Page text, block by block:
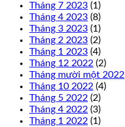
Tháng 7 2023 (1)
Tháng 4 2023 (8)
Tháng 3 2023 (1)
Tháng 2 2023 (2)
Tháng 1 2023 (4)
Tháng 12 2022 (2)
Tháng mười một 2022
Tháng 10 2022 (4)
Tháng 5 2022 (2)
Tháng 4 2022 (3)
Tháng 1 2022 (1)